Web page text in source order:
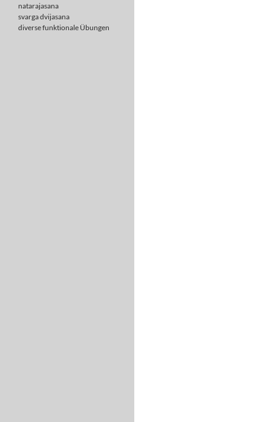
natarajasana
svarga dvijasana
diversefunktionale Übungen